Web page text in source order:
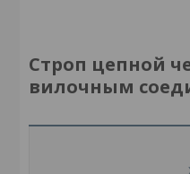
Строп цепной
вилочным